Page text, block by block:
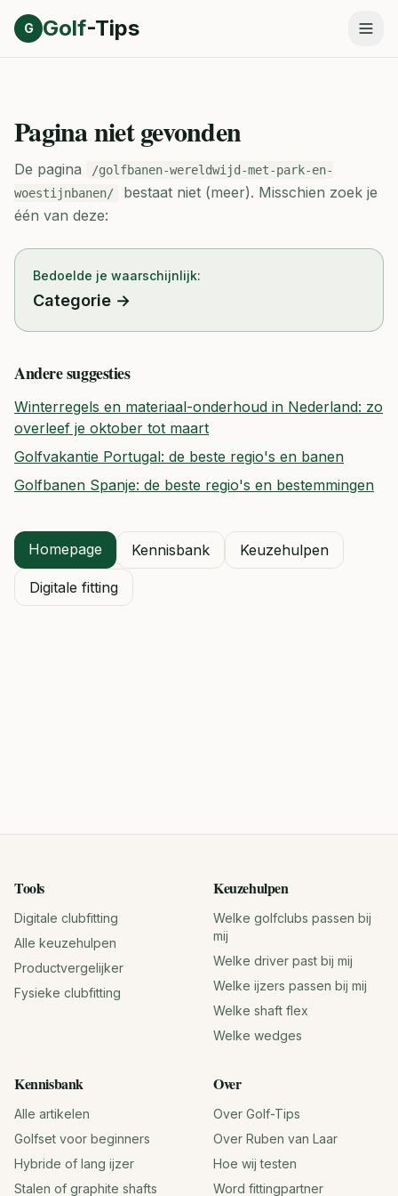
Direct naar inhoud
G Golf-Tips
Pagina niet gevonden
De pagina
/golfbanen-wereldwijd-met-park-en-
woestijnbanen/
bestaat niet (meer). Misschien zoek je
één van deze:
Bedoelde je waarschijnlijk:
Categorie →
Andere suggesties
Winterregels en materiaal-onderhoud in Nederland: zo
overleef je oktober tot maart
Golfvakantie Portugal: de beste regio's en banen
Golfbanen Spanje: de beste regio's en bestemmingen
Homepage Kennisbank Keuzehulpen
Digitale fitting
Tools
Digitale clubfitting
Alle keuzehulpen
Productvergelijker
Fysieke clubfitting
Keuzehulpen
Welke golfclubs passen bij
mij
Welke driver past bij mij
Welke ijzers passen bij mij
Welke shaft flex
Welke wedges
Kennisbank
Alle artikelen
Golfset voor beginners
Hybride of lang ijzer
Stalen of graphite shafts
Over
Over Golf-Tips
Over Ruben van Laar
Hoe wij testen
Word fittingpartner